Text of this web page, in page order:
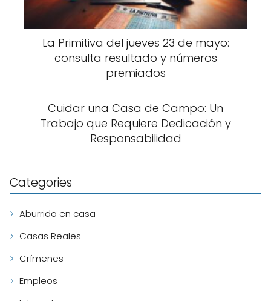
La Primitiva del jueves 23 de mayo:
consulta resultado y números
premiados
Cuidar una Casa de Campo: Un
Trabajo que Requiere Dedicación y
Responsabilidad
Categories
Aburrido en casa
Casas Reales
Crímenes
Empleos